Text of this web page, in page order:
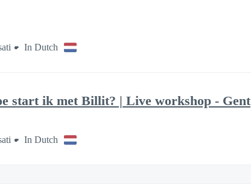
In Dutch
start ik met Billit? | Live workshop - Gent
In Dutch